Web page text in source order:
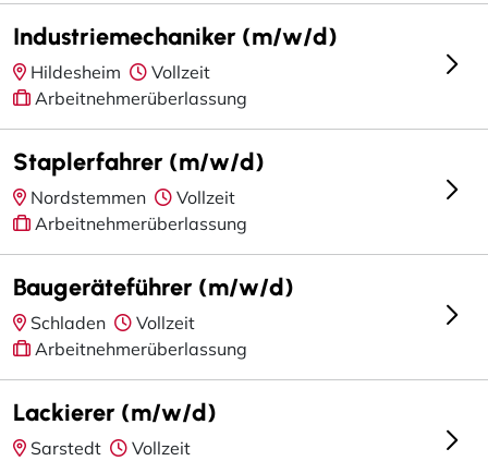
Industriemechaniker (m/w/d)
Hildesheim
Vollzeit
Arbeitnehmerüberlassung
Staplerfahrer (m/w/d)
Nordstemmen
Vollzeit
Arbeitnehmerüberlassung
Baugeräteführer (m/w/d)
Schladen
Vollzeit
Arbeitnehmerüberlassung
Lackierer (m/w/d)
Sarstedt
Vollzeit